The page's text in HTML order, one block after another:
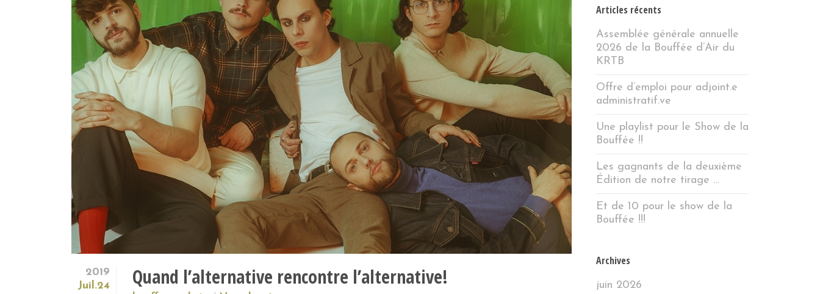
2019
Juil.24
Quand l’alternative rencontre l’alternative!
Articles récents
Assemblée générale annuelle
2026 de la Bouffée d’Air du
KRTB
Offre d’emploi pour adjoint.e
administratif.ve
Une playlist pour le Show de la
Bouffée !!
Les gagnants de la deuxième
Édition de notre tirage …
Et de 10 pour le show de la
Bouffée !!!
Archives
juin 2026